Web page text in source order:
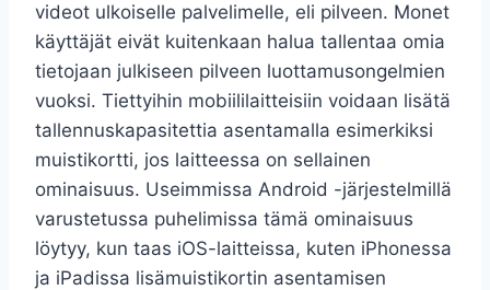
videot ulkoiselle palvelimelle, eli pilveen. Monet
käyttäjät eivät kuitenkaan halua tallentaa omia
tietojaan julkiseen pilveen luottamusongelmien
vuoksi. Tiettyihin mobiililaitteisiin voidaan lisätä
tallennuskapasitettia asentamalla esimerkiksi
muistikortti, jos laitteessa on sellainen
ominaisuus. Useimmissa Android -järjestelmillä
varustetussa puhelimissa tämä ominaisuus
löytyy, kun taas iOS-laitteissa, kuten iPhonessa
ja iPadissa lisämuistikortin asentamisen